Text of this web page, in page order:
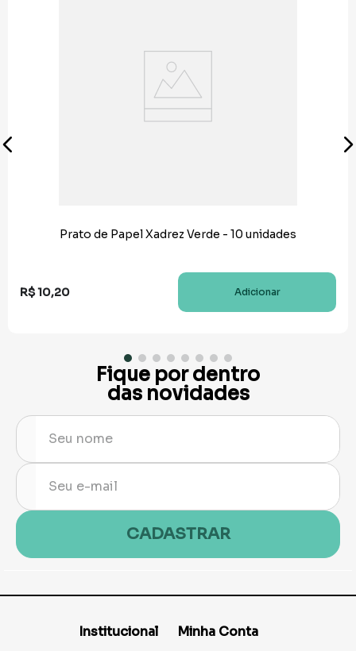
Prato de Papel Xadrez Verde - 10 unidades
R$10,20 Adicionar
Fique por dentro
das novidades
CADASTRAR
Institucional Minha Conta